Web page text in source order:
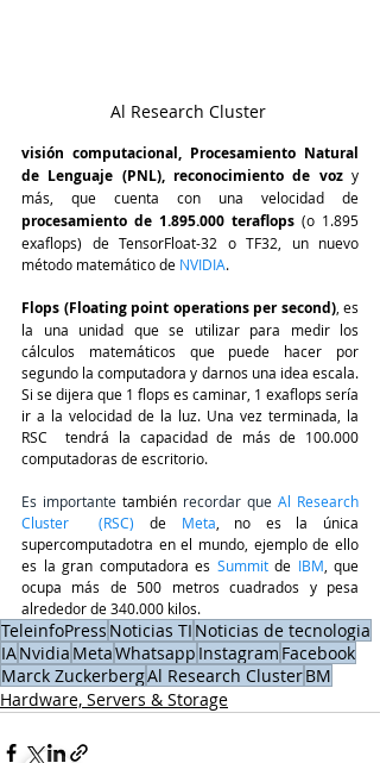
Al Research Cluster
visión computacional, Procesamiento Natural
de Lenguaje (PNL), reconocimiento de voz y
más, que cuenta con una velocidad de
procesamiento de 1.895.000 teraflops (o 1.895
exaflops) de TensorFloat-32 o TF32, un nuevo
método matemático de NVIDIA.
Flops (Floating point operations per second), es
la una unidad que se utilizar para medir los
cálculos matemáticos que puede hacer por
segundo la computadora y darnos una idea escala.
Si se dijera que 1 flops es caminar, 1 exaflops sería
ir a la velocidad de la luz. Una vez terminada, la
RSC  tendrá la capacidad de más de 100.000
computadoras de escritorio.
Es importante también recordar que Al Research
Cluster  (RSC) de Meta , no es la única
supercomputadotra en el mundo, ejemplo de ello
es la gran computadora es Summit de IBM , que
ocupa más de 500 metros cuadrados y pesa
alrededor de 340.000 kilos.
TeleinfoPress Noticias TI Noticias de tecnologia
IANvidia MetaWhatsapp Instagram Facebook
Marck ZuckerbergAl Research ClusterBM
Hardware, Servers & Storage